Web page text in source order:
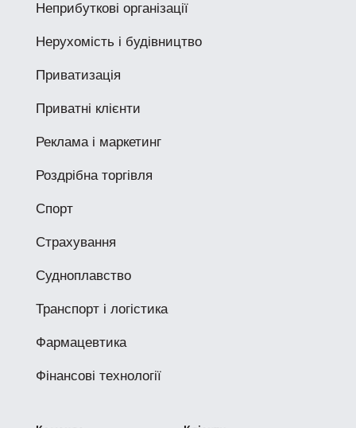
Неприбуткові організації
Нерухомість і будівництво
Приватизація
Приватні клієнти
Реклама і маркетинг
Роздрібна торгівля
Спорт
Страхування
Судноплавство
Транспорт і логістика
Фармацевтика
Фінансові технології